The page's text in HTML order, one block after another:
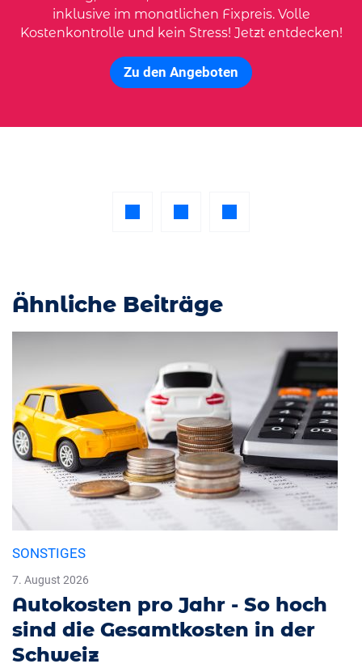
inklusive im monatlichen Fixpreis. Volle
Kostenkontrolle und kein Stress! Jetzt entdecken!
Zu den Angeboten
Ähnliche Beiträge
SONSTIGES
7. August 2026
Autokosten pro Jahr - So hoch
sind die Gesamtkosten in der
Schweiz